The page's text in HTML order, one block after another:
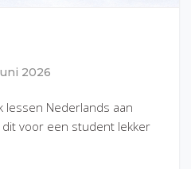
2026
lessen Nederlands aan
voor een student lekker